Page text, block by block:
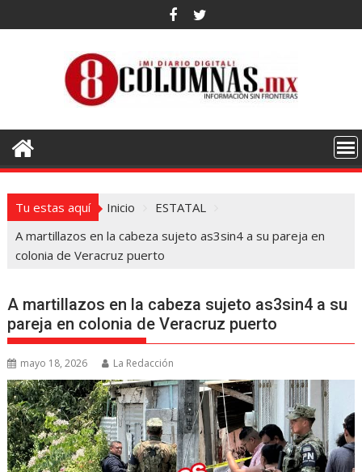
al
Tu estas aquí Inicio
ESTATAL
A martillazos en la cabeza sujeto as3sin4 a su pareja en
colonia de Veracruz puerto
A martillazos en la cabeza sujeto as3sin4 a su
pareja en colonia de Veracruz puerto
mayo 18, 2026 La Redacción